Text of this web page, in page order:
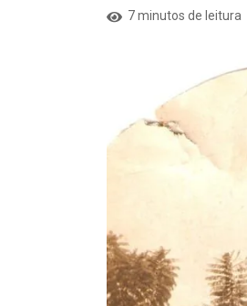
7 minutos de leitura